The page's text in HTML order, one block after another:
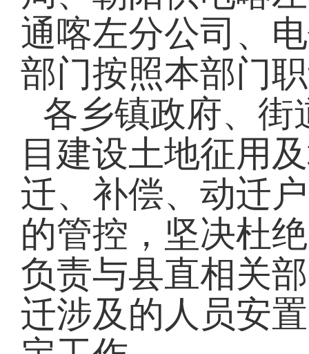
通喀左分公司、
部门按照本部门
各乡镇政府、街
目建设土地征用
迁、补偿、动迁
的管控，坚决杜
负责与县直相关
迁涉及的人员安